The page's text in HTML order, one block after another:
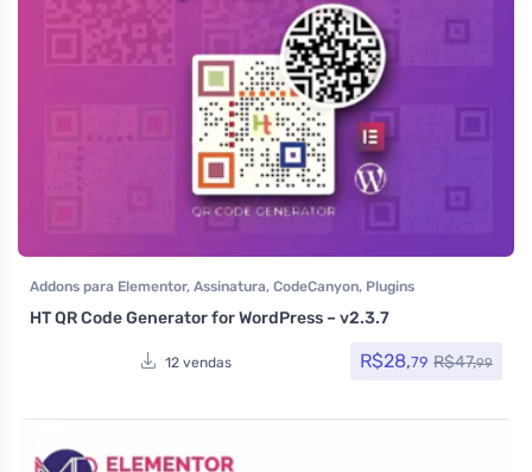
Addons para Elementor, Assinatura, CodeCanyon, Plugins
HT QR Code Generator for WordPress – v2.3.7
12 vendas R$28,79 R$47,99